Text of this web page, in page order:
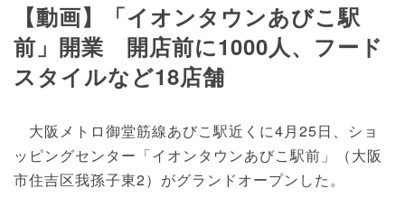
【動画】「イオンタウンあびこ駅
前」開業 開店前に1000人、フード
スタイルなど18店舗
大阪メトロ御堂筋線あびこ駅近くに4月25日、ショ
ッピングセンター「イオンタウンあびこ駅前」（大阪
市住吉区我孫子東2）がグランドオープンした。